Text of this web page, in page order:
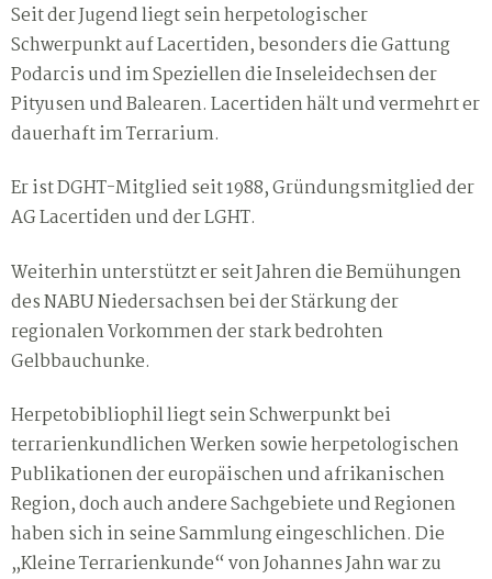
Seit der Jugend liegt sein herpetologischer
Schwerpunkt auf Lacertiden, besonders die Gattung
Podarcis und im Speziellen die Inseleidechsen der
Pityusen und Balearen. Lacertiden hält und vermehrt er
dauerhaft im Terrarium.
Er ist DGHT-Mitglied seit 1988, Gründungsmitglied der
AG Lacertiden und der LGHT.
Weiterhin unterstützt er seit Jahren die Bemühungen
des NABU Niedersachsen bei der Stärkung der
regionalen Vorkommen der stark bedrohten
Gelbbauchunke.
Herpetobibliophil liegt sein Schwerpunkt bei
terrarienkundlichen Werken sowie herpetologischen
Publikationen der europäischen und afrikanischen
Region, doch auch andere Sachgebiete und Regionen
haben sich in seine Sammlung eingeschlichen. Die
„Kleine Terrarienkunde“ von Johannes Jahn war zu